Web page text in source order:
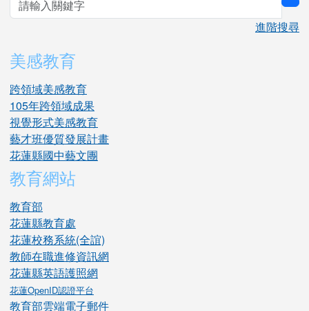
進階搜尋
美感教育
跨領域美感教育
105年跨領域成果
視覺形式美感教育
藝才班優質發展計畫
花蓮縣國中藝文團
教育網站
教育部
花蓮縣教育處
花蓮校務系統(全誼)
教師在職進修資訊網
花蓮縣英語護照網
花蓮OpenID認證平台
教育部雲端電子郵件